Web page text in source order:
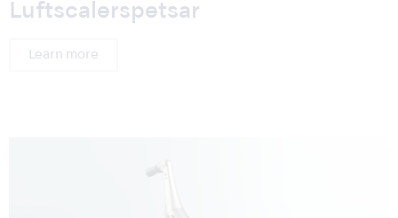
Luftscalerspetsar
Learn more